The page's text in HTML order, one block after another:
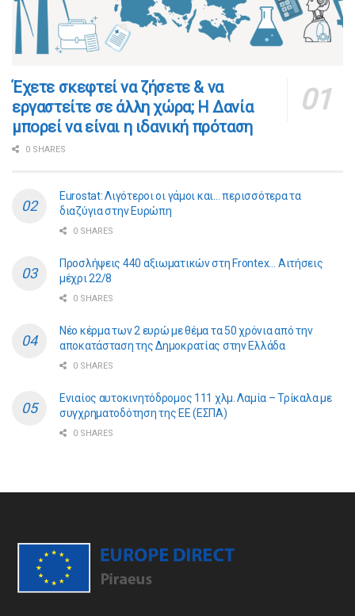
​​Έχετε σκεφτεί να ζήσετε & να
εργαστείτε σε άλλη χώρα; Η Δανία
μπορεί να είναι η ιδανική πρόταση
0 SHARES
Eurostat: Λιγότεροι οι γάμοι και… περισσότερα τα
διαζύγια στην Ευρώπη
0 SHARES
Προσλήψεις 440 αξιωματικών στη Frontex… Αιτήσεις
μέχρι 22/8
0 SHARES
Νέο κέρμα των 2 ευρώ με θέμα τα 50 χρόνια από την
αποκατάσταση της Δημοκρατίας στην Ελλάδα
0 SHARES
Ενιαίος αυτοκινητόδρομος 111 χλμ. Λαμία – Τρίκαλα με
συγχρηματοδότηση της ΕE (ΕΣΠΑ)
0 SHARES